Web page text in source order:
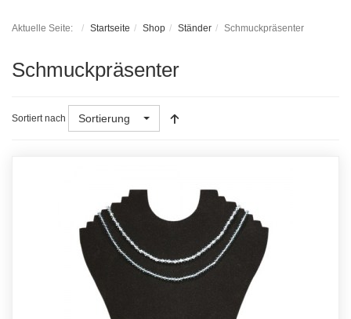
Aktuelle Seite: Startseite Shop Ständer Schmuckpräsenter
Schmuckpräsenter
Sortiert nach Sortierung